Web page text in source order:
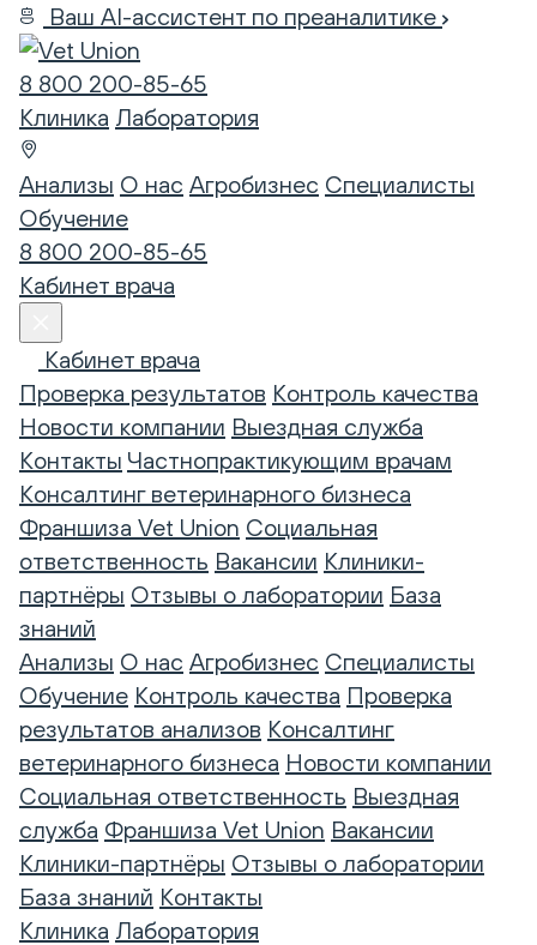
Ваш AI-ассистент по преаналитике
8 800 200-85-65
Клиника Лаборатория
Анализы О нас Агробизнес Специалисты
Обучение
8 800 200-85-65
Кабинет врача
Кабинет врача
Проверка результатов Контроль качества
Новости компании Выездная служба
Контакты Частнопрактикующим врачам
Консалтинг ветеринарного бизнеса
Франшиза Vet Union Социальная
ответственность Вакансии Клиники-
партнёры Отзывы о лаборатории База
знаний
Анализы О нас Агробизнес Специалисты
Обучение Контроль качества Проверка
результатов анализов Консалтинг
ветеринарного бизнеса Новости компании
Социальная ответственность Выездная
служба Франшиза Vet Union Вакансии
Клиники-партнёры Отзывы о лаборатории
База знаний Контакты
Клиника Лаборатория